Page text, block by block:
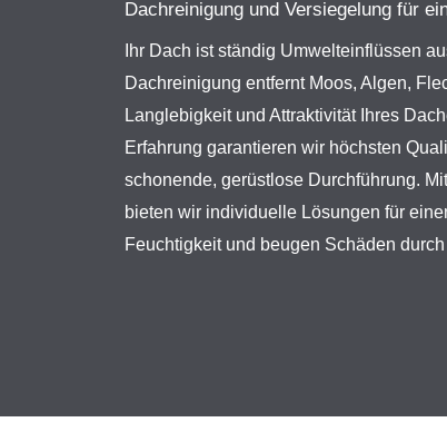
Dachreinigung und Versiegelung für
Ihr Dach ist ständig Umwelteinflüssen
Dachreinigung entfernt Moos, Algen,
Langlebigkeit und Attraktivität Ihres
Erfahrung garantieren wir höchsten
schonende, gerüstlose Durchführung.
bieten wir individuelle Lösungen für
Feuchtigkeit und beugen Schäden